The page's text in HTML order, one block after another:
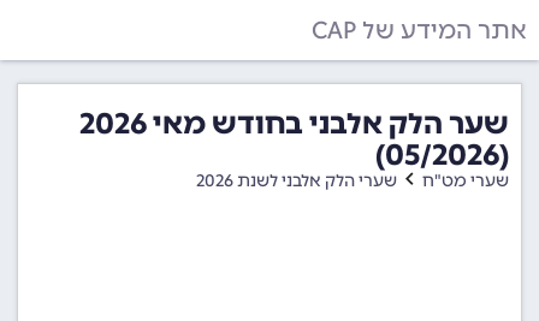
אתר המידע של CAP
שער הלק אלבני בחודש מאי 2026
(05/2026)
שערי מט"ח שערי הלק אלבני לשנת 2026